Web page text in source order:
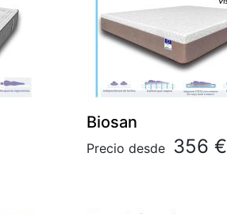
Biosan
Precio desde 356 €